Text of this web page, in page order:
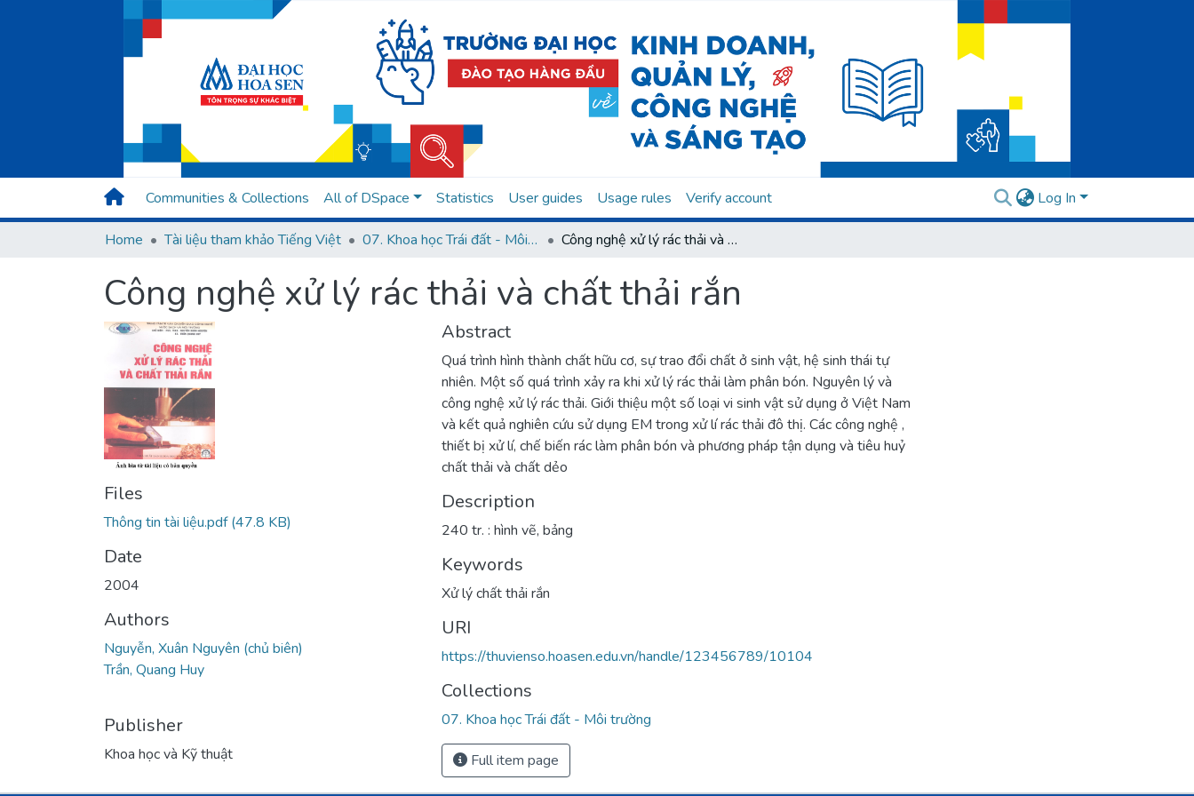
Communities & Collections All of DSpace Statistics User guides Usage rules Verify account Log In
Home Tài liệu tham khảo Tiếng Việt 07. Khoa học Trái đất - Môi trường Công nghệ xử lý rác thải và chất thải rắn
Công nghệ xử lý rác thải và chất thải rắn
Files
Thông tin tài liệu.pdf(47.8 KB)
Date
2004
Authors
Nguyễn, Xuân Nguyên (chủ biên)
Trần, Quang Huy
Publisher
Khoa học và Kỹ thuật
Abstract
Quá trình hình thành chất hữu cơ, sự trao đổi chất ở sinh vật, hệ sinh thái tự
nhiên. Một số quá trình xảy ra khi xử lý rác thải làm phân bón. Nguyên lý và
công nghệ xử lý rác thải. Giới thiệu một số loại vi sinh vật sử dụng ở Việt Nam
và kết quả nghiên cứu sử dụng EM trong xử lí rác thải đô thị. Các công nghệ ,
thiết bị xử lí, chế biến rác làm phân bón và phương pháp tận dụng và tiêu huỷ
chất thải và chất dẻo
Description
240 tr. : hình vẽ, bảng
Keywords
Xử lý chất thải rắn
URI
https://thuvienso.hoasen.edu.vn/handle/123456789/10104
Collections
07. Khoa học Trái đất - Môi trường
Full item page